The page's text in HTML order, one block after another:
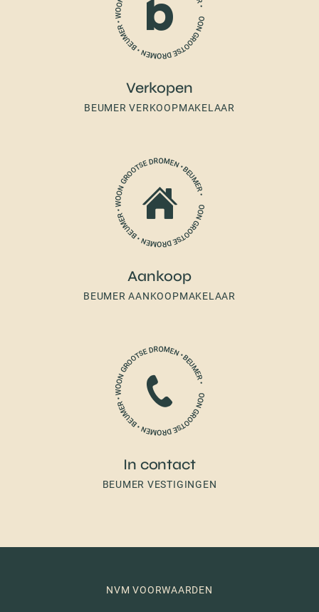
Verkopen
BEUMER VERKOOPMAKELAAR
Aankoop
BEUMER AANKOOPMAKELAAR
In contact
BEUMER VESTIGINGEN
NVM VOORWAARDEN